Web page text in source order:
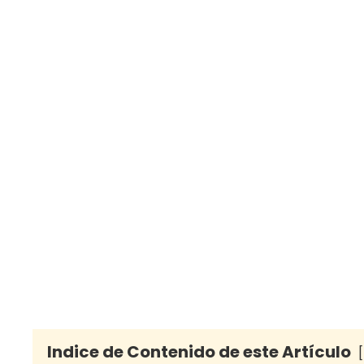
Indice de Contenido de este Artículo